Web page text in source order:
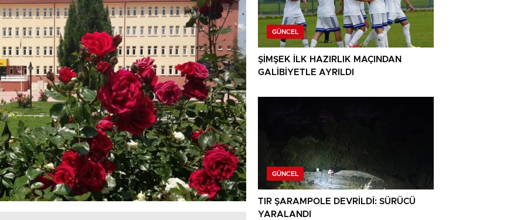
GÜNCEL
ŞİMŞEK İLK HAZIRLIK MAÇINDAN
GALİBİYETLE AYRILDI
GÜNCEL
TIR ŞARAMPOLE DEVRİLDİ: SÜRÜCÜ
YARALANDI